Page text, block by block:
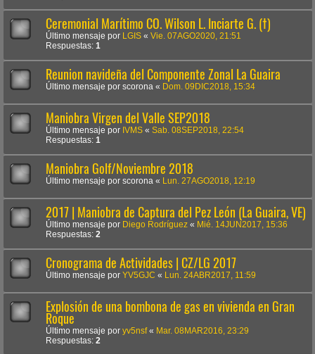
Ceremonial Marítimo CO. Wilson L. Inciarte G. (†)
Último mensaje por LGIS « Vie. 07AGO2020, 21:51
Respuestas: 1
Reunion navideña del Componente Zonal La Guaira
Último mensaje por scorona « Dom. 09DIC2018, 15:34
Maniobra Virgen del Valle SEP2018
Último mensaje por IVMS « Sab. 08SEP2018, 22:54
Respuestas: 1
Maniobra Golf/Noviembre 2018
Último mensaje por scorona « Lun. 27AGO2018, 12:19
2017 | Maniobra de Captura del Pez León (La Guaira, VE)
Último mensaje por Diego Rodríguez « Mié. 14JUN2017, 15:36
Respuestas: 2
Cronograma de Actividades | CZ/LG 2017
Último mensaje por YV5GJC « Lun. 24ABR2017, 11:59
Explosión de una bombona de gas en vivienda en Gran
Roque
Último mensaje por yv5nsf« Mar. 08MAR2016, 23:29
Respuestas: 2